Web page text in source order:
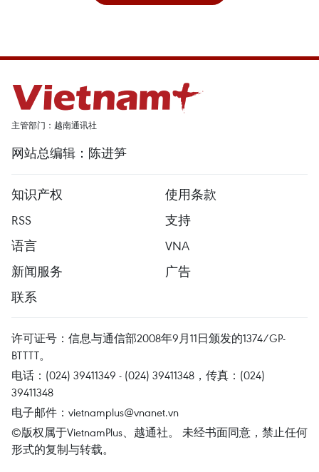
主管部门：越南通讯社
网站总编辑：陈进笋
知识产权
使用条款
RSS
支持
语言
VNA
新闻服务
广告
联系
许可证号：信息与通信部2008年9月11日颁发的1374/GP-
BTTTT。
电话：(024) 39411349 - (024) 39411348，传真：(024)
39411348
电子邮件： vietnamplus@vnanet.vn
©版权属于VietnamPlus、越通社。 未经书面同意，禁止任何
形式的复制与转载。